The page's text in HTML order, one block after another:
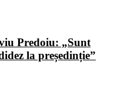
Predoiu: „Sunt
la președinție”